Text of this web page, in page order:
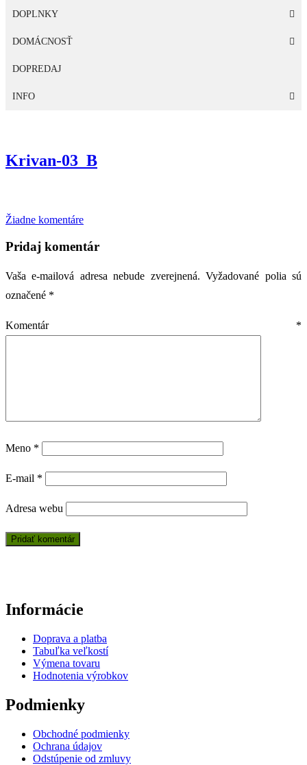
DOPLNKY
DOMÁCNOSŤ
DOPREDAJ
INFO
Krivan-03_B
Žiadne komentárena
03_B
Pridaj komentár
Vaša e-mailová adresa nebude zverejnená. Vyžadované polia sú
označené *
Komentár *
Meno *
E-mail *
Adresa webu
Informácie
Doprava a platba
Tabuľka veľkostí
Výmena tovaru
Hodnotenia výrobkov
Podmienky
Obchodné podmienky
Ochrana údajov
Odstúpenie od zmluvy